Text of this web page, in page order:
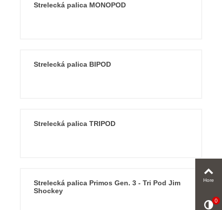
Strelecká palica MONOPOD
Strelecká palica BIPOD
Strelecká palica TRIPOD
Strelecká palica Primos Gen. 3 - Tri Pod Jim
Shockey
Hore
0